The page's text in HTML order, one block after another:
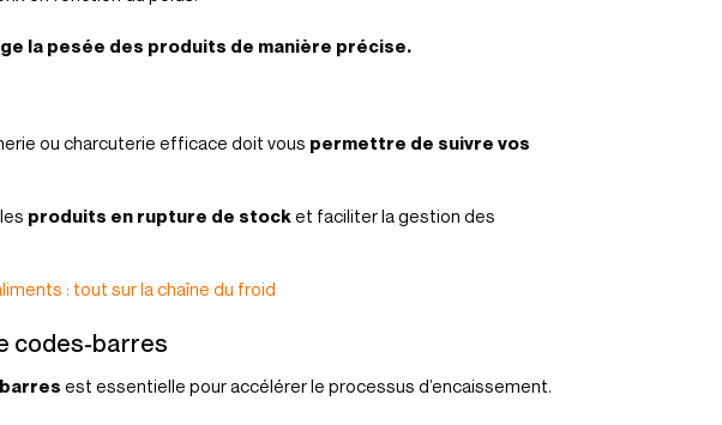
la pesée des produits de manière précise.
ou charcuterie efficace doit vous permettre de suivre vos
produits en rupture de stocket faciliter la gestion des
: tout sur la chaîne du froid
codes-barres
est essentielle pour accélérer le processus d’encaissement.